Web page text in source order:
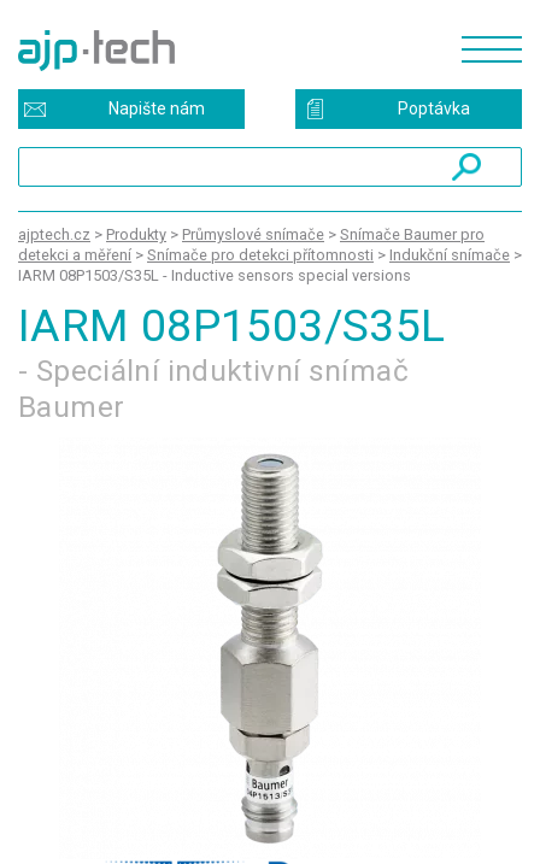
Poptávka
Napište nám
ajptech.cz > Produkty > Průmyslové snímače > Snímače Baumer pro
detekci a měření > Snímače pro detekci přítomnosti > Indukční snímače >
IARM 08P1503/S35L - Inductive sensors special versions
IARM 08P1503/S35L
- Speciální induktivní snímač
Baumer